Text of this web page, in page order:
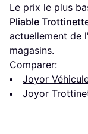
Le prix le plus
Pliable
actuellement de
magasins.
Comparer:
Joyor
Joyor